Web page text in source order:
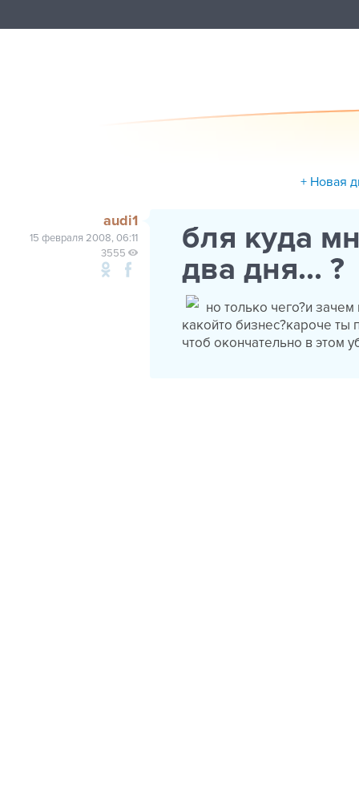
+ Новая
audi1
15 февраля 2008, 06:11
3555
бля куда
два дня... ?
но только чего?и
какойто бизнес?кароче
чтоб окончательно в этом